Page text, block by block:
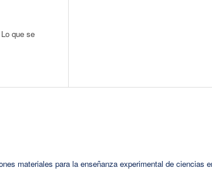
que se
materiales para la enseñanza experimental de ciencias